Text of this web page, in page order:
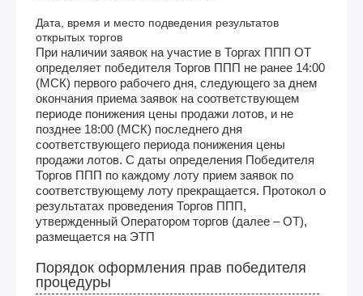
Дата, время и место подведения результатов
открытых торгов
При наличии заявок на участие в Торгах ППП ОТ
определяет победителя Торгов ППП не ранее 14:00
(МСК) первого рабочего дня, следующего за днем
окончания приема заявок на соответствующем
периоде понижения цены продажи лотов, и не
позднее 18:00 (МСК) последнего дня
соответствующего периода понижения цены
продажи лотов. С даты определения Победителя
Торгов ППП по каждому лоту прием заявок по
соответствующему лоту прекращается. Протокол о
результатах проведения Торгов ППП,
утвержденный Оператором торгов (далее – ОТ),
размещается на ЭТП
Порядок оформления прав победителя
процедуры